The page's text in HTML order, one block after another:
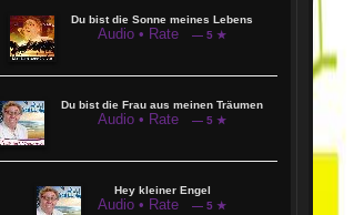
Du bist die Sonne meines Lebens
Audio • Rate — 5 ★
Du bist die Frau aus meinen Träumen
Audio • Rate — 5 ★
Hey kleiner Engel
Audio • Rate — 5 ★